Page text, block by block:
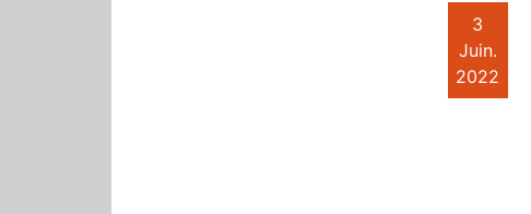
3
Juin.
2022